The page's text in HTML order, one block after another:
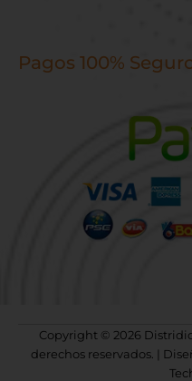
Pagos 100%
Copyright © 2026
derechos reservados. |